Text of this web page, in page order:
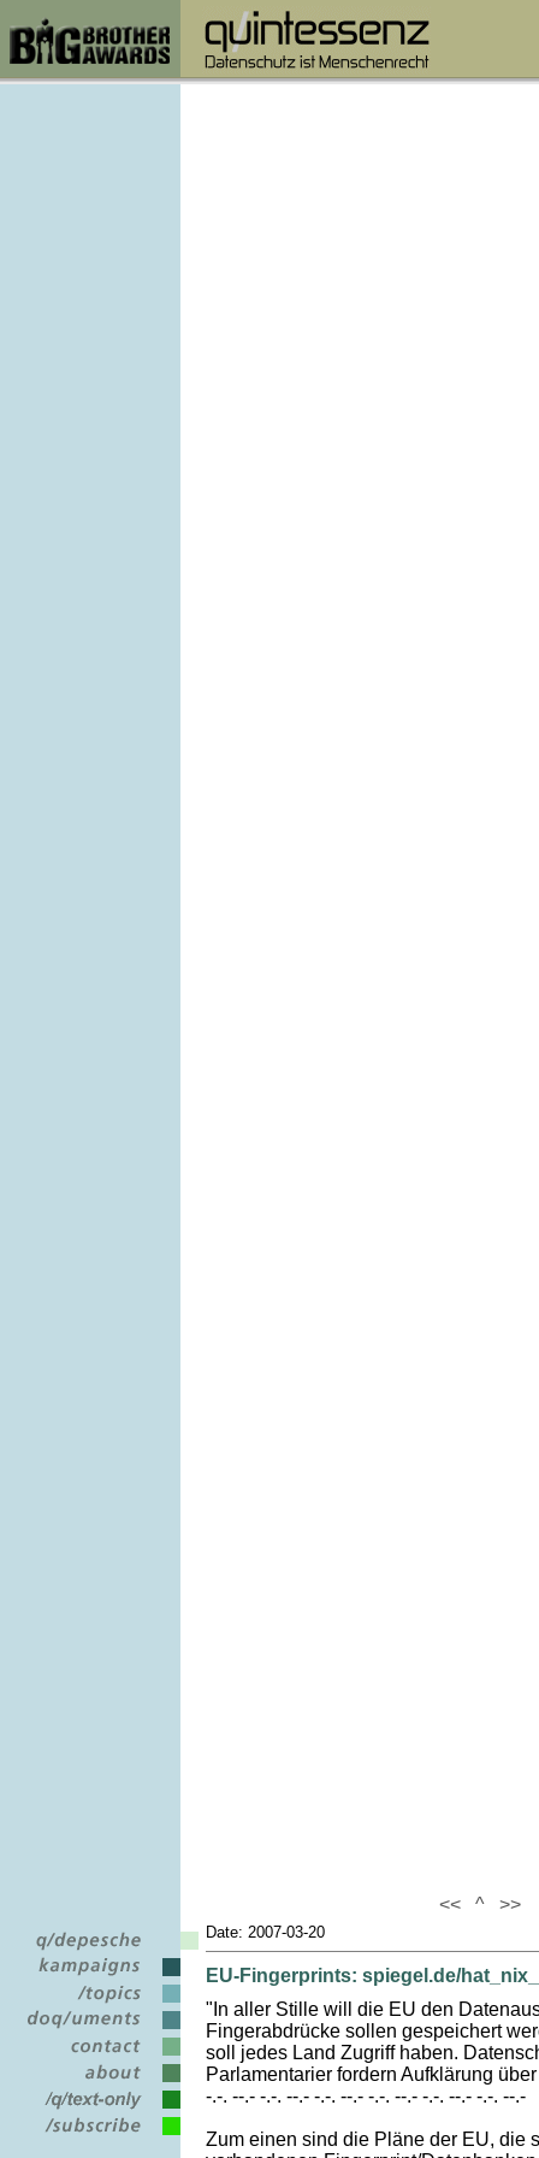
<< ^ >>
Date: 2007-03-20
EU-Fingerprints: spiegel.de/
"In aller Stille will die EU den
Fingerabdrücke sollen gespeichert
soll jedes Land Zugriff haben.
Parlamentarier fordern Aufklärung
-.-. --.- -.-. --.- -.-. --.- -.-. --.- -.-. --.- -.-. --.-
Zum einen sind die Pläne der EU, die